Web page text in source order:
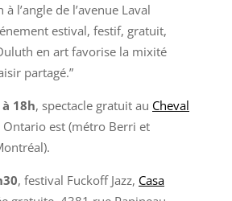
l’angle de l’avenue Laval
estival, festif, gratuit,
en art favorise la mixité
partagé.”
à 18h, spectacle gratuit au Cheval
Ontario est (métro Berri et
, festival Fuckoff Jazz, Casa